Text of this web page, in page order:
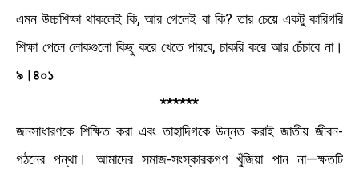
এমন উচ্চশিক্ষা থাকলেই কি, আর গেলেই বা কি? তার চেয়ে একটু কারিগরি
শিক্ষা পেলে লােকগুলাে কিছু করে খেতে পারবে, চাকরি করে আর চেঁচাবে না।
৯।৪০১
******
জনসাধারণকে শিক্ষিত করা এবং তাহাদিগকে উন্নত করাই জাতীয় জীবন-
গঠনের পন্থা। আমাদের সমাজ-সংস্কারকগণ খুঁজিয়া পান না—ক্ষতটি